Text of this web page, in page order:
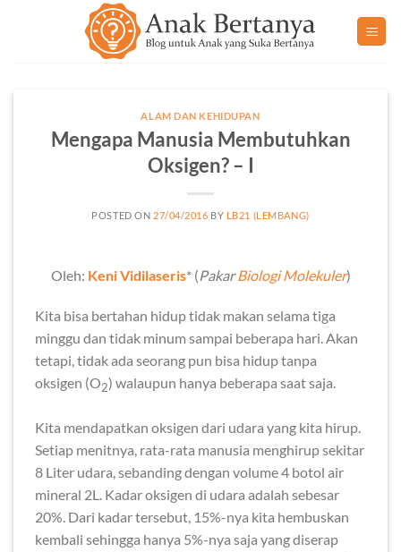
ALAM DAN KEHIDUPAN
Mengapa Manusia Membutuhkan
Oksigen? – I
POSTED ON 27/04/2016 BY LB21 (LEMBANG)
Oleh: Keni Vidilaseris* (PakarBiologi Molekuler)
Kita bisa bertahan hidup tidak makan selama tiga
minggu dan tidak minum sampai beberapa hari. Akan
tetapi, tidak ada seorang pun bisa hidup tanpa
oksigen (O2) walaupun hanya beberapa saat saja.
Kita mendapatkan oksigen dari udara yang kita hirup.
Setiap menitnya, rata-rata manusia menghirup sekitar
8 Liter udara, sebanding dengan volume 4 botol air
mineral 2L. Kadar oksigen di udara adalah sebesar
20%. Dari kadar tersebut, 15%-nya kita hembuskan
kembali sehingga hanya 5%-nya saja yang diserap